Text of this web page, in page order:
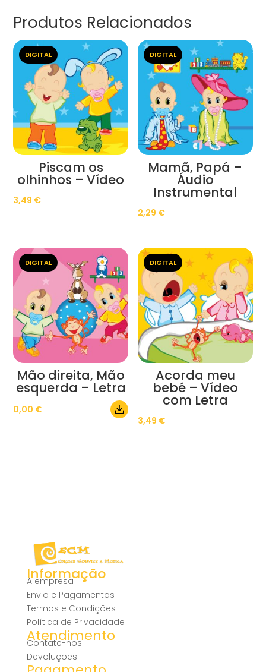
Produtos Relacionados
DIGITAL
Piscam os
olhinhos – Vídeo
3,49 €
DIGITAL
Mamã, Papá –
Áudio
Instrumental
2,29 €
DIGITAL
Mão direita, Mão
esquerda – Letra
0,00 €
DIGITAL
Acorda meu
bebé – Vídeo
com Letra
3,49 €
Informação
A empresa
Envio e Pagamentos
Termos e Condições
Política de Privacidade
Atendimento
Contate-nos
Devoluções